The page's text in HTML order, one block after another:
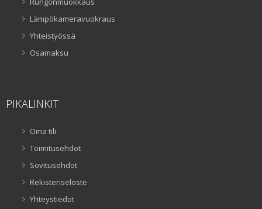
Lämpökameravuokraus
Yhteistyössä
Osamaksu
PIKALINKIT
Oma tili
Toimitusehdot
Sovitusehdot
Rekisteriseloste
Yhteystiedot